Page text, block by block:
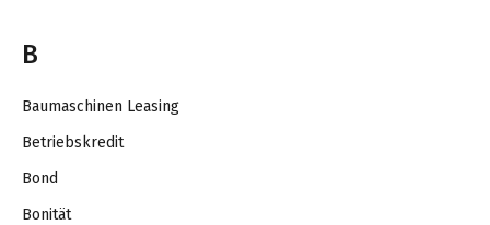
B
Baumaschinen Leasing
Betriebskredit
Bond
Bonität